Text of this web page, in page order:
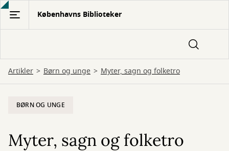
Gå
hovedindhold
Københavns Biblioteker
Artikler Børn og unge Myter, sagn og folketro
BØRN OG UNGE
Myter, sagn og folketro